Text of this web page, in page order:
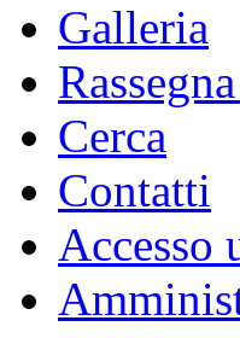
Galleria
Cerca
Contatti
Accesso